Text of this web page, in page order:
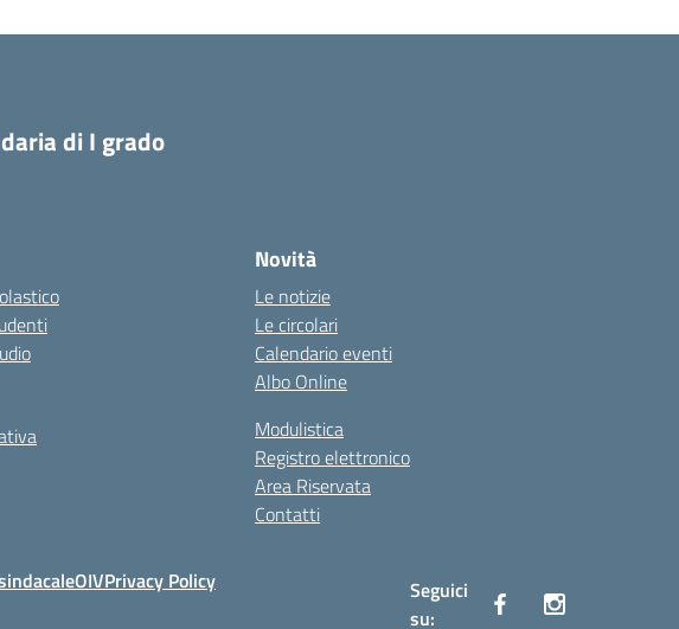
di I grado
Novità
Le notizie
Le circolari
Calendario eventi
Albo Online
Modulistica
Registro elettronico
Area Riservata
Contatti
OIVPrivacy Policy
Seguici
su: